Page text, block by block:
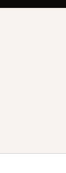
Jezelf mooier